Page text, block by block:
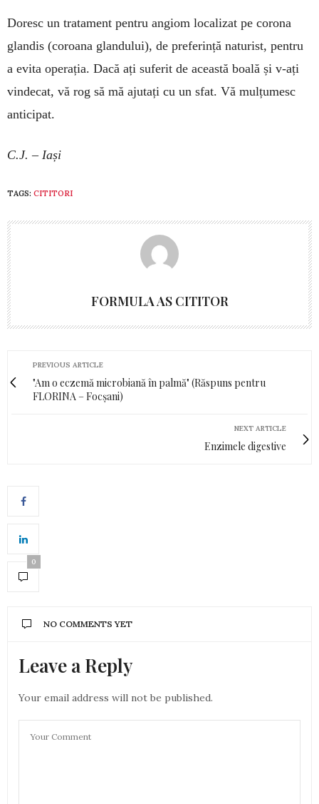
Doresc un tratament pentru angiom localizat pe corona
glan­dis (coroana glandului), de preferință na­tu­rist, pentru
a evita operația. Da­că ați suferit de această boală și v-ați
vindecat, vă rog să mă ajutați cu un sfat. Vă mulțumesc
anticipat.
C.J. – Iași
TAGS: CITITORI
FORMULA AS CITITOR
PREVIOUS ARTICLE
"Am o eczemă microbiană în palmă" (Răspuns pentru
FLORINA – Focșani)
NEXT ARTICLE
Enzimele digestive
0
NO COMMENTS YET
Leave a Reply
Your email address will not be published.